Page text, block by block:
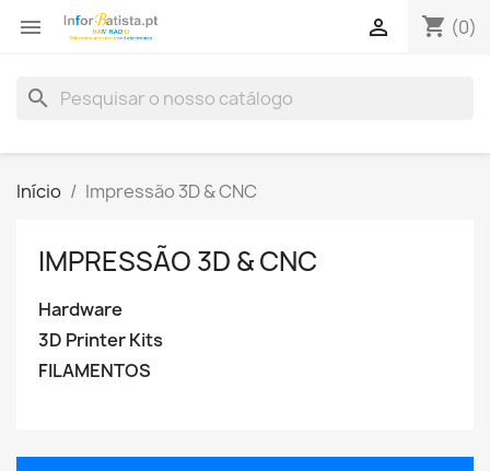
 shopping_cart (0)

search
Início Impressão 3D & CNC
IMPRESSÃO 3D & CNC
Hardware
3D Printer Kits
FILAMENTOS